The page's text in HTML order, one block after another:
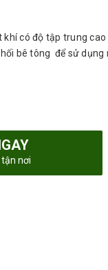
khí có độ tập trung
bê tông để sử dụng
nơi